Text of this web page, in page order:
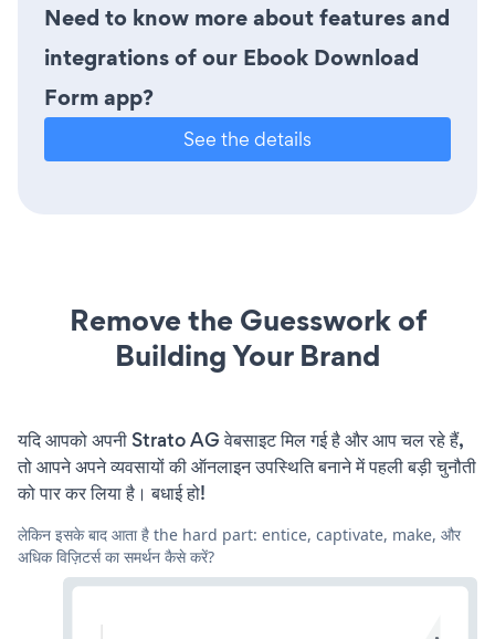
Need to know more about features and
integrations of our Ebook Download
Form app?
See the details
Remove the Guesswork of
Building Your Brand
यदि आपको अपनी Strato AG वेबसाइट मिल गई है और आप चल रहे हैं,
तो आपने अपने व्यवसायों की ऑनलाइन उपस्थिति बनाने में पहली बड़ी चुनौती
को पार कर लिया है। बधाई हो!
लेकिन इसके बाद आता है the hard part: entice, captivate, make, और
अधिक विज़िटर्स का समर्थन कैसे करें?